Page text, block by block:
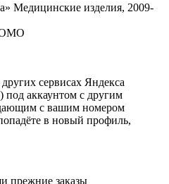
Медицинские изделия, 2009-
сервисах Яндекса
аккаунтом с другим
с вашим номером
в новый профиль,
прежние заказы